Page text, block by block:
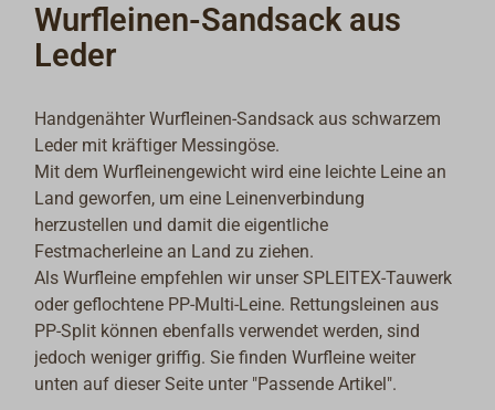
Wurfleinen-Sandsack aus
Leder
Handgenähter Wurfleinen-Sandsack aus schwarzem
Leder mit kräftiger Messingöse.
Mit dem Wurfleinengewicht wird eine leichte Leine an
Land geworfen, um eine Leinenverbindung
herzustellen und damit die eigentliche
Festmacherleine an Land zu ziehen.
Als Wurfleine empfehlen wir unser SPLEITEX-Tauwerk
oder geflochtene PP-Multi-Leine. Rettungsleinen aus
PP-Split können ebenfalls verwendet werden, sind
jedoch weniger griffig. Sie finden Wurfleine weiter
unten auf dieser Seite unter "Passende Artikel".